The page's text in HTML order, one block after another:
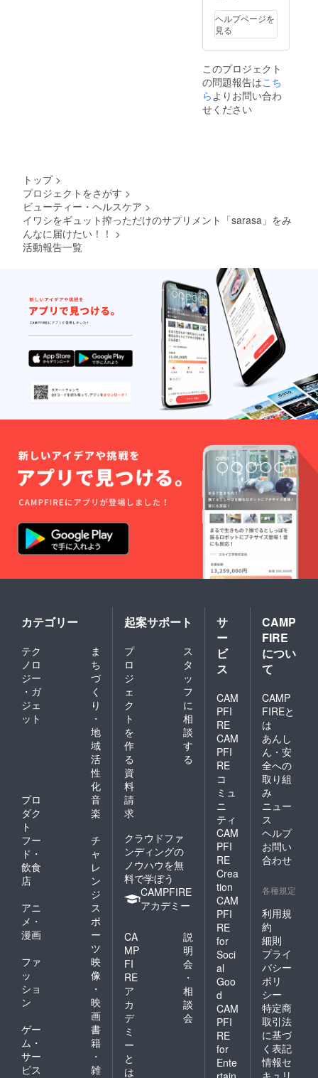
ヘルプページを
見る
このプロジェクト
の問題報告はこち
らよりお問い合わ
せください
トップ >
プロジェクトをさがす >
ビューティー・ヘルスケア >
イワシをギュット搾っただけのサプリメント「sarasa」をみ
んなに届けたい！！ >
活動報告一覧
カテゴリー
テク
ノロ
ジー
・ガ
ジェ
ット
ま
ち
づ
く
り
・
地
域
活
性
化
プロ
ダク
ト
音
楽
フー
ド・
飲食
店
チ
ャ
レ
ン
ジ
アニ
メ・
漫画
ス
ポ
ー
ツ
ファ
ッ
ショ
ン
映
像
・
映
画
ゲー
ム・
サー
ビス
書
籍
・
雑
起案サポート
プ
ロ
ジ
ェ
ク
ト
を
作
る
ス
タ
ッ
フ
に
相
談
す
る
資
料
請
求
クラウドファ
ンディングの
ノウハウを無
料で学ぼう
CAMPFIRE
アカデミー
CA
MP
FI
RE
ア
カ
デ
ミ
ー
と
は
説
明
会
・
相
談
会
サ
ー
ビ
ス
CAM
PFI
RE
CAM
PFI
RE
コ
ミュ
ニ
ティ
CAM
PFI
RE
Crea
tion
CAM
PFI
RE
for
Soci
al
Goo
d
CAM
PFI
RE
for
Ente
CAMP
FIRE
につい
て
CAMP
FIREと
は
あんし
ん・安
全への
取り組
み
ニュー
ス
ヘルプ
お問い
合わせ
各種規定
利用規
約
細則
プライ
バシー
ポリ
シー
特定商
取引法
に基づ
く表記
情報セ